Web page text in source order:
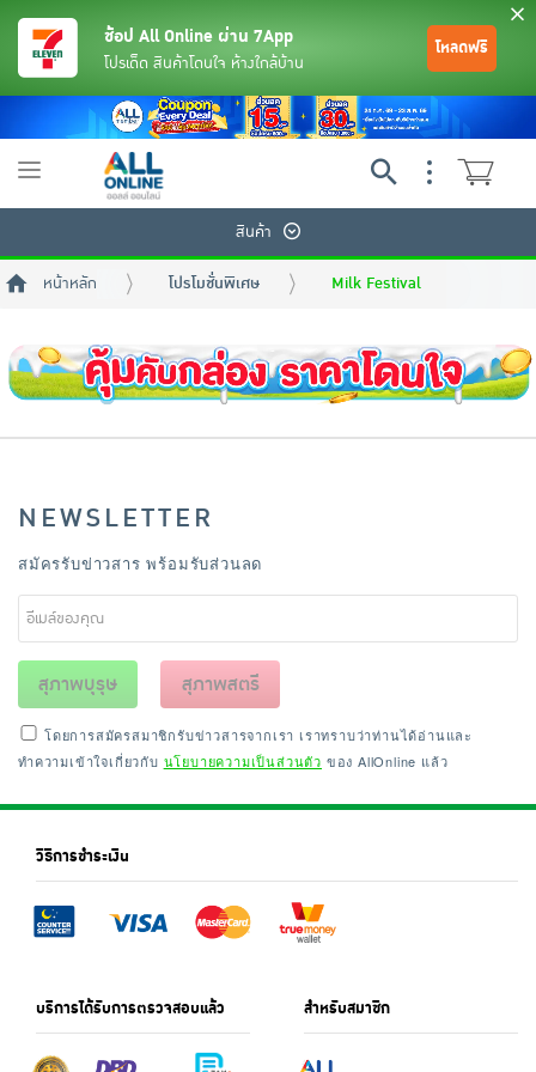
ย้อนกลับ
เครื่องดื่มและผงชงดื่ม
เครื่องปรุงรสและของแห้ง
ขนมขบเคี้ยว และช็อคโกแลต
อาหารสด ผัก ผลไม้และเบเกอรี่
ย้อนกลับ
ย้อนกลับ
ย้อนกลับ
ย้อนกลับ
ย้อนกลับ
ย้อนกลับ
ย้อนกลับ
มือถือ
ย้อนกลับ
ย้อนกลับ
พระเครื่อง test pop
ย้อนกลับ
ช้อป All Online ผ่าน 7App
โปรเด็ด สินค้าโดนใจ ห้างใกล้บ้าน
โหลดฟรี
Toggle
สินค้า
หน้าหลัก โปรโมชั่นพิเศษ Milk Festival
NEWSLETTER
สมัครรับข่าวสาร พร้อมรับส่วนลด
สุภาพบุรุษ สุภาพสตรี
โดยการสมัครสมาชิกรับข่าวสารจากเรา เราทราบว่าท่านได้อ่านและ
ทำความเข้าใจเกี่ยวกับ นโยบายความเป็นส่วนตัว ของ AllOnline แล้ว
วิธีการชำระเงิน
บริการได้รับการตรวจสอบแล้ว สำหรับสมาชิก